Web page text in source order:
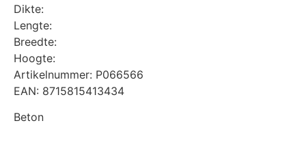
Dikte:
Lengte:
Breedte:
Hoogte:
Artikelnummer: P066566
EAN: 8715815413434
Beton